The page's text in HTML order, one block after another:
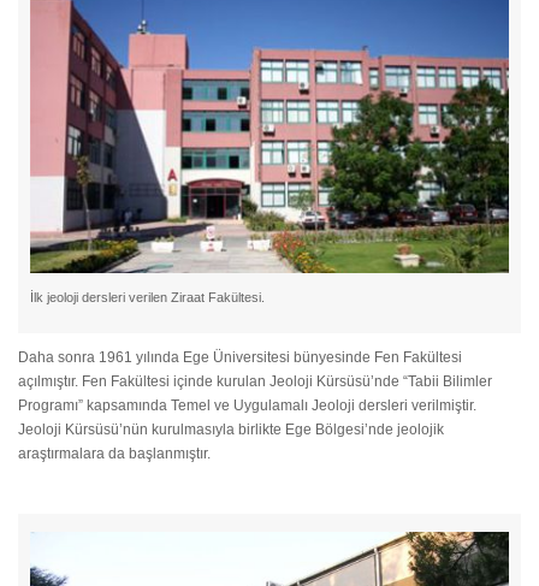
İlk jeoloji dersleri verilen Ziraat Fakültesi.
Daha sonra 1961 yılında Ege Üniversitesi bünyesinde Fen Fakültesi
açılmıştır. Fen Fakültesi içinde kurulan Jeoloji Kürsüsü’nde “Tabii Bilimler
Programı” kapsamında Temel ve Uygulamalı Jeoloji dersleri verilmiştir.
Jeoloji Kürsüsü’nün kurulmasıyla birlikte Ege Bölgesi’nde jeolojik
araştırmalara da başlanmıştır.